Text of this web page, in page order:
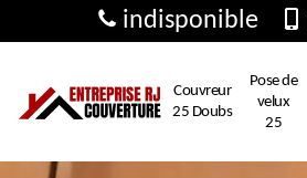
indisponible
Couvreur
25 Doubs
Pose de
velux
25